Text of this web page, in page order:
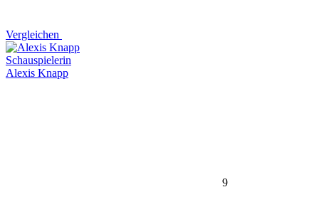
Vergleichen
Schauspielerin
Alexis Knapp
9